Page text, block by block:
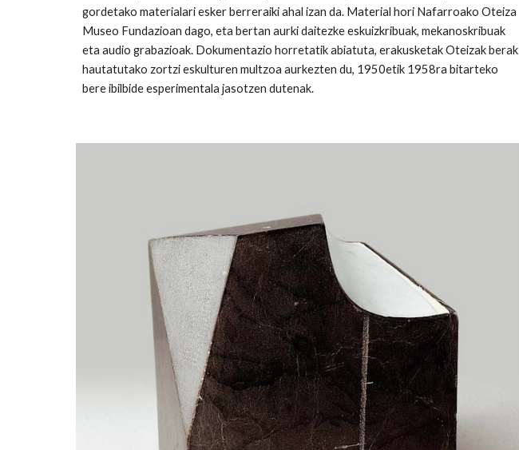
gordetako materialari esker berreraiki ahal izan da. Material hori Nafarroako Oteiza
Museo Fundazioan dago, eta bertan aurki daitezke eskuizkribuak, mekanoskribuak
eta audio grabazioak. Dokumentazio horretatik abiatuta, erakusketak Oteizak berak
hautatutako zortzi eskulturen multzoa aurkezten du, 1950etik 1958ra bitarteko
bere ibilbide esperimentala jasotzen dutenak.